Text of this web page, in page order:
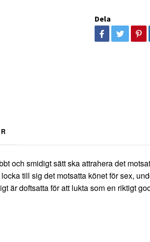
Dela
och smidigt sätt ska attrahera det
till sig det motsatta könet för sex,
är doftsatta för att lukta som en riktigt